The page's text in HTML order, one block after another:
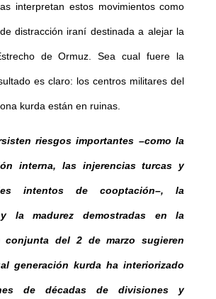
interpretan estos movimientos como
distracción iraní destinada a alejar la
de Ormuz. Sea cual fuere la
es claro: los centros militares del
kurda están en ruinas.
riesgos importantes –como la
interna, las injerencias turcas y
intentos de cooptación–, la
la madurez demostradas en la
conjunta del 2 de marzo sugieren
generación kurda ha interiorizado
de décadas de divisiones y